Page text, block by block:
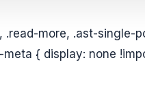
more, .ast-single-
{ display: none